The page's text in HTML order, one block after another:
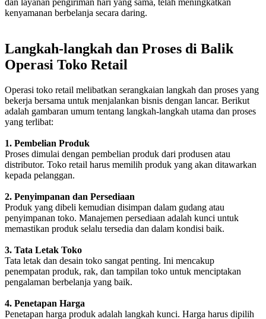
kenyamanan berbelanja secara daring.
Langkah-langkah dan Proses di Balik
Operasi Toko Retail
Operasi toko retail melibatkan serangkaian langkah dan proses yang
bekerja bersama untuk menjalankan bisnis dengan lancar. Berikut
adalah gambaran umum tentang langkah-langkah utama dan proses
yang terlibat:
1. Pembelian Produk
Proses dimulai dengan pembelian produk dari produsen atau
distributor. Toko retail harus memilih produk yang akan ditawarkan
kepada pelanggan.
2. Penyimpanan dan Persediaan
Produk yang dibeli kemudian disimpan dalam gudang atau
penyimpanan toko. Manajemen persediaan adalah kunci untuk
memastikan produk selalu tersedia dan dalam kondisi baik.
3. Tata Letak Toko
Tata letak dan desain toko sangat penting. Ini mencakup
penempatan produk, rak, dan tampilan toko untuk menciptakan
pengalaman berbelanja yang baik.
4. Penetapan Harga
Penetapan harga produk adalah langkah kunci. Harga harus dipilih